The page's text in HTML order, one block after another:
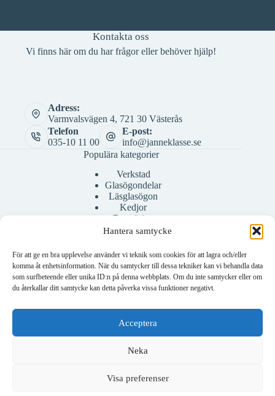
Hantera samtycke
För att ge en bra upplevelse använder vi teknik som cookies för att lagra och/eller
komma åt enhetsinformation. När du samtycker till dessa tekniker kan vi behandla data
som surfbeteende eller unika ID:n på denna webbplats. Om du inte samtycker eller om
du återkallar ditt samtycke kan detta påverka vissa funktioner negativt.
Acceptera
Neka
Visa preferenser
Kontakta oss
Vi finns här om du har frågor eller behöver hjälp!
Adress:
Varmvalsvägen 4, 721 30 Västerås
Telefon
035-10 11 00
E-post:
info@janneklasse.se
Populära kategorier
Verkstad
Glasögondelar
Läsglasögon
Kedjor
Rengöring
Bågar
Konto
Om företaget